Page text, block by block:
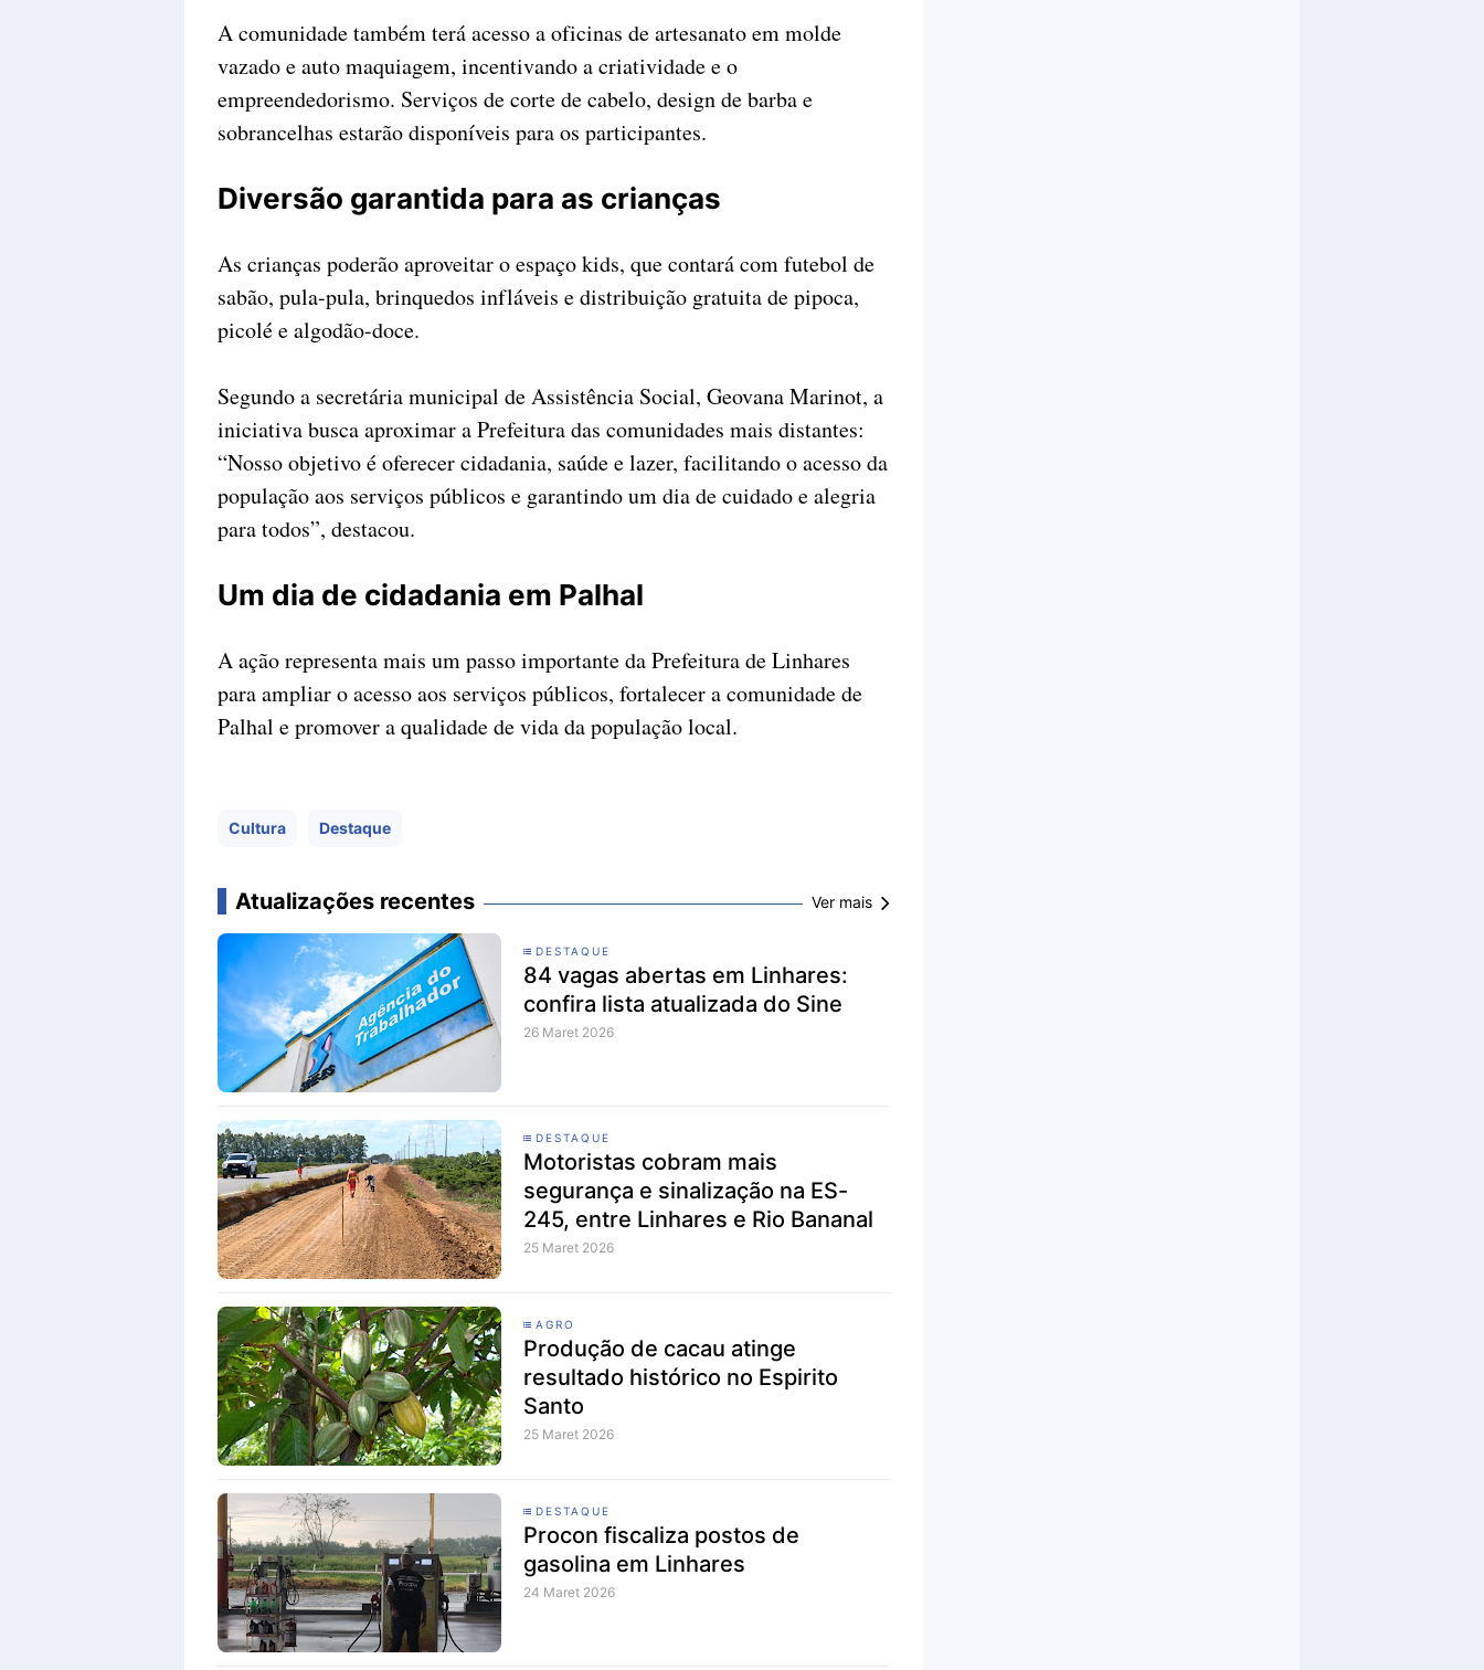
A comunidade também terá acesso a oficinas de artesanato em molde
vazado e auto maquiagem, incentivando a criatividade e o
empreendedorismo. Serviços de corte de cabelo, design de barba e
sobrancelhas estarão disponíveis para os participantes.
Diversão garantida para as crianças
As crianças poderão aproveitar o espaço kids, que contará com futebol de
sabão, pula-pula, brinquedos infláveis e distribuição gratuita de pipoca,
picolé e algodão-doce.
Segundo a secretária municipal de Assistência Social, Geovana Marinot, a
iniciativa busca aproximar a Prefeitura das comunidades mais distantes:
“Nosso objetivo é oferecer cidadania, saúde e lazer, facilitando o acesso da
população aos serviços públicos e garantindo um dia de cuidado e alegria
para todos”, destacou.
Um dia de cidadania em Palhal
A ação representa mais um passo importante da Prefeitura de Linhares
para ampliar o acesso aos serviços públicos, fortalecer a comunidade de
Palhal e promover a qualidade de vida da população local.
Cultura Destaque
Atualizações recentes Ver mais
DESTAQUE
84 vagas abertas em Linhares:
confira lista atualizada do Sine
26 Maret 2026
DESTAQUE
Motoristas cobram mais
segurança e sinalização na ES-
245, entre Linhares e Rio Bananal
25 Maret 2026
AGRO
Produção de cacau atinge
resultado histórico no Espirito
Santo
25 Maret 2026
DESTAQUE
Procon fiscaliza postos de
gasolina em Linhares
24 Maret 2026